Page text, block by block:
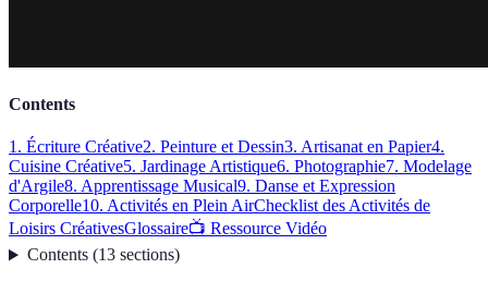
Contents
1. Écriture Créative2. Peinture et Dessin3. Artisanat en Papier4.
Cuisine Créative5. Jardinage Artistique6. Photographie7. Modelage
d'Argile8. Apprentissage Musical9. Danse et Expression
Corporelle10. Activités en Plein AirChecklist des Activités de
Loisirs CréativesGlossaire📺 Ressource Vidéo
Contents(13 sections)